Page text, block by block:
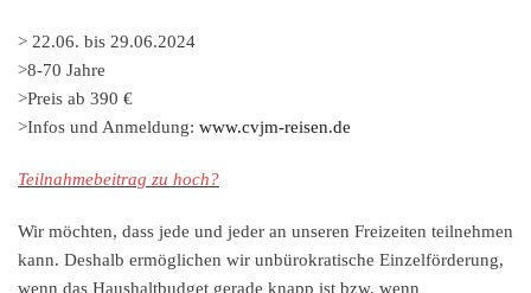
> 22.06. bis 29.06.2024
>8-70 Jahre
>Preis ab 390 €
>Infos und Anmeldung: www.cvjm-reisen.de
Teilnahmebeitrag zu hoch?
Wir möchten, dass jede und jeder an unseren Freizeiten teilnehmen
kann. Deshalb ermöglichen wir unbürokratische Einzelförderung,
wenn das Haushaltbudget gerade knapp ist bzw. wenn